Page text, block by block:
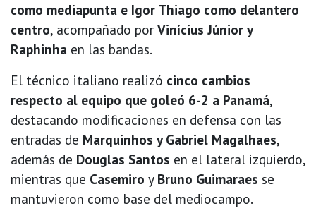
como mediapunta e Igor Thiago como delantero
centro, acompañado por Vinícius Júnior y
Raphinha en las bandas.
El técnico italiano realizó cinco cambios
respecto al equipo que goleó 6-2 a Panamá,
destacando modificaciones en defensa con las
entradas de Marquinhos y Gabriel Magalhaes,
además de Douglas Santos en el lateral izquierdo,
mientras que Casemiro y Bruno Guimaraes se
mantuvieron como base del mediocampo.